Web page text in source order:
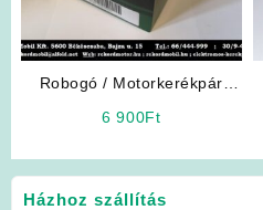
Házhoz szállítás
Robogó / Motorkerékpár
6 900Ft